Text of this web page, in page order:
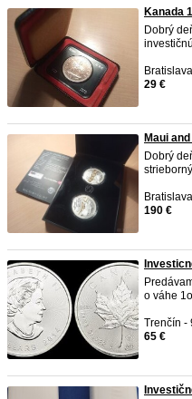
Kanada
Dobrý
29 €
Maui
Dobrý
190 €
o váhe
Trenčín -
65 €